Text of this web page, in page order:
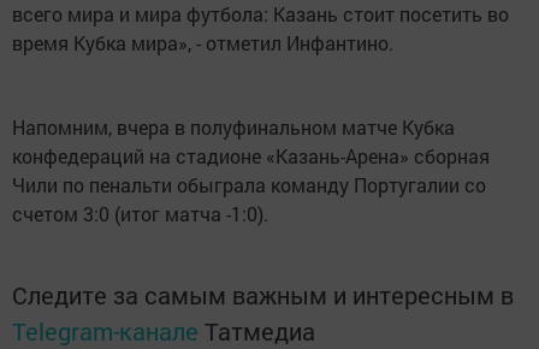
всего мира и мира футбола: Казань стоит посетить во
время Кубка мира», - отметил Инфантино.
Напомним, вчера в полуфинальном матче Кубка
конфедераций на стадионе «Казань-Арена» сборная
Чили по пенальти обыграла команду Португалии со
счетом 3:0 (итог матча -1:0).
Следите за самым важным и интересным в
Telegram-канале Татмедиа